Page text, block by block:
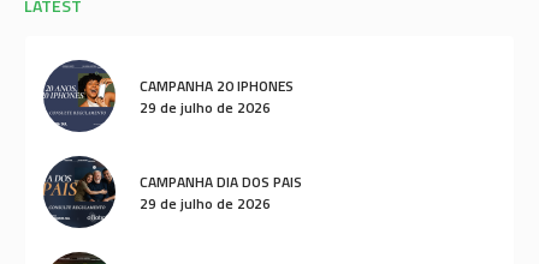
LATEST
CAMPANHA 20 IPHONES
29 de julho de 2026
CAMPANHA DIA DOS PAIS
29 de julho de 2026